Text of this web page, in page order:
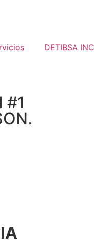
DETIBSA INC
#1